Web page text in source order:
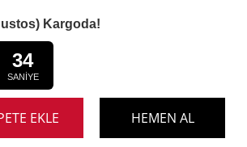
Kargoda!
34
SANİYE